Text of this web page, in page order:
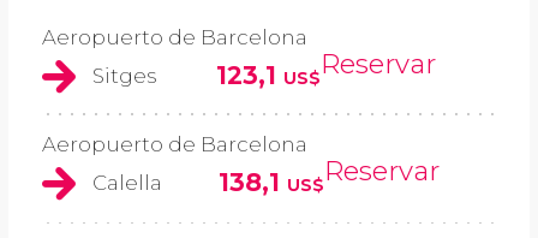
Aeropuerto de Barcelona
Sitges
123,1 US$Reservar
Aeropuerto de Barcelona
Calella
138,1 US$Reservar